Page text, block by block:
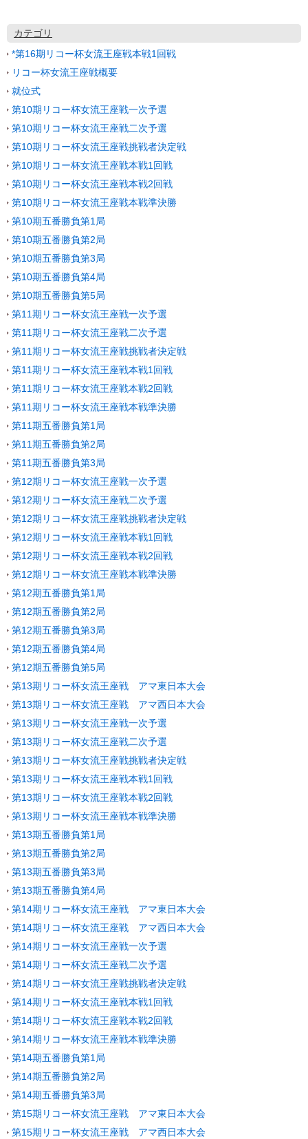
カテゴリ
*第16期リコー杯女流王座戦本戦1回戦
リコー杯女流王座戦概要
就位式
第10期リコー杯女流王座戦一次予選
第10期リコー杯女流王座戦二次予選
第10期リコー杯女流王座戦挑戦者決定戦
第10期リコー杯女流王座戦本戦1回戦
第10期リコー杯女流王座戦本戦2回戦
第10期リコー杯女流王座戦本戦準決勝
第10期五番勝負第1局
第10期五番勝負第2局
第10期五番勝負第3局
第10期五番勝負第4局
第10期五番勝負第5局
第11期リコー杯女流王座戦一次予選
第11期リコー杯女流王座戦二次予選
第11期リコー杯女流王座戦挑戦者決定戦
第11期リコー杯女流王座戦本戦1回戦
第11期リコー杯女流王座戦本戦2回戦
第11期リコー杯女流王座戦本戦準決勝
第11期五番勝負第1局
第11期五番勝負第2局
第11期五番勝負第3局
第12期リコー杯女流王座戦一次予選
第12期リコー杯女流王座戦二次予選
第12期リコー杯女流王座戦挑戦者決定戦
第12期リコー杯女流王座戦本戦1回戦
第12期リコー杯女流王座戦本戦2回戦
第12期リコー杯女流王座戦本戦準決勝
第12期五番勝負第1局
第12期五番勝負第2局
第12期五番勝負第3局
第12期五番勝負第4局
第12期五番勝負第5局
第13期リコー杯女流王座戦 アマ東日本大会
第13期リコー杯女流王座戦 アマ西日本大会
第13期リコー杯女流王座戦一次予選
第13期リコー杯女流王座戦二次予選
第13期リコー杯女流王座戦挑戦者決定戦
第13期リコー杯女流王座戦本戦1回戦
第13期リコー杯女流王座戦本戦2回戦
第13期リコー杯女流王座戦本戦準決勝
第13期五番勝負第1局
第13期五番勝負第2局
第13期五番勝負第3局
第13期五番勝負第4局
第14期リコー杯女流王座戦 アマ東日本大会
第14期リコー杯女流王座戦 アマ西日本大会
第14期リコー杯女流王座戦一次予選
第14期リコー杯女流王座戦二次予選
第14期リコー杯女流王座戦挑戦者決定戦
第14期リコー杯女流王座戦本戦1回戦
第14期リコー杯女流王座戦本戦2回戦
第14期リコー杯女流王座戦本戦準決勝
第14期五番勝負第1局
第14期五番勝負第2局
第14期五番勝負第3局
第15期リコー杯女流王座戦 アマ東日本大会
第15期リコー杯女流王座戦 アマ西日本大会